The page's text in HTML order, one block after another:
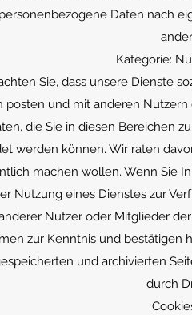
Daten nach
Kategorie:
Sie, dass unsere Dienste
posten und mit anderen Nutzern
die Sie in diesen Bereichen
werden können. Wir raten
machen wollen. Wenn Sie
Nutzung eines Dienstes zur
Nutzer oder Mitglieder
zur Kenntnis und bestätigen
und archivierten
durch